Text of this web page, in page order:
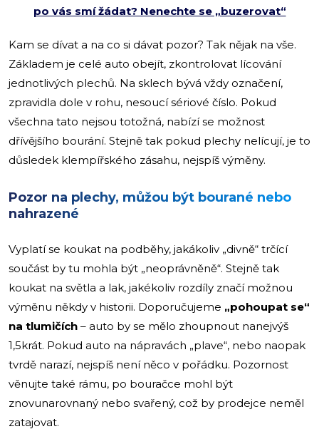
po vás smí žádat? Nenechte se „buzerovat“
Kam se dívat a na co si dávat pozor? Tak nějak na vše.
Základem je celé auto obejít, zkontrolovat lícování
jednotlivých plechů. Na sklech bývá vždy označení,
zpravidla dole v rohu, nesoucí sériové číslo. Pokud
všechna tato nejsou totožná, nabízí se možnost
dřívějšího bourání. Stejně tak pokud plechy nelícují, je to
důsledek klempířského zásahu, nejspíš výměny.
Pozor na plechy, můžou být bourané nebo
nahrazené
Vyplatí se koukat na podběhy, jakákoliv „divně“ trčící
součást by tu mohla být „neoprávněně“. Stejně tak
koukat na světla a lak, jakékoliv rozdíly značí možnou
výměnu někdy v historii. Doporučujeme „pohoupat se“
na tlumičích – auto by se mělo zhoupnout nanejvýš
1,5krát. Pokud auto na nápravách „plave“, nebo naopak
tvrdě narazí, nejspíš není něco v pořádku. Pozornost
věnujte také rámu, po bouračce mohl být
znovunarovnaný nebo svařený, což by prodejce neměl
zatajovat.